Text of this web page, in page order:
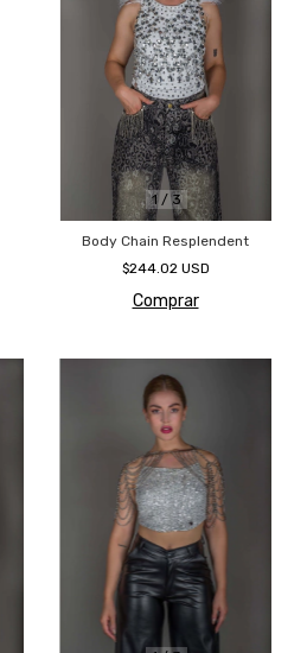
1/3
Body Chain Resplendent
$244.02 USD
Comprar